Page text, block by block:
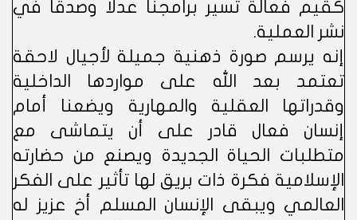
كقيم فعالة تسير برامجنا عدلا وصدقا في
نشر العملية.
إنه يرسم صورة ذهنية جميلة لأجيال لاحقة
تعتمد بعد الله على مواردها الداخلية
وقدراتها العقلية والمهارية ويضعنا أمام
إنسان فعال قادر على أن يتماشى مع
متطلبات الحياة الجديدة ويصنع من حضارته
الإسلامية فكرة ذات بريق لها تأثير على الفكر
العالمي ويبقى الإنسان المسلم أخ عزيز له